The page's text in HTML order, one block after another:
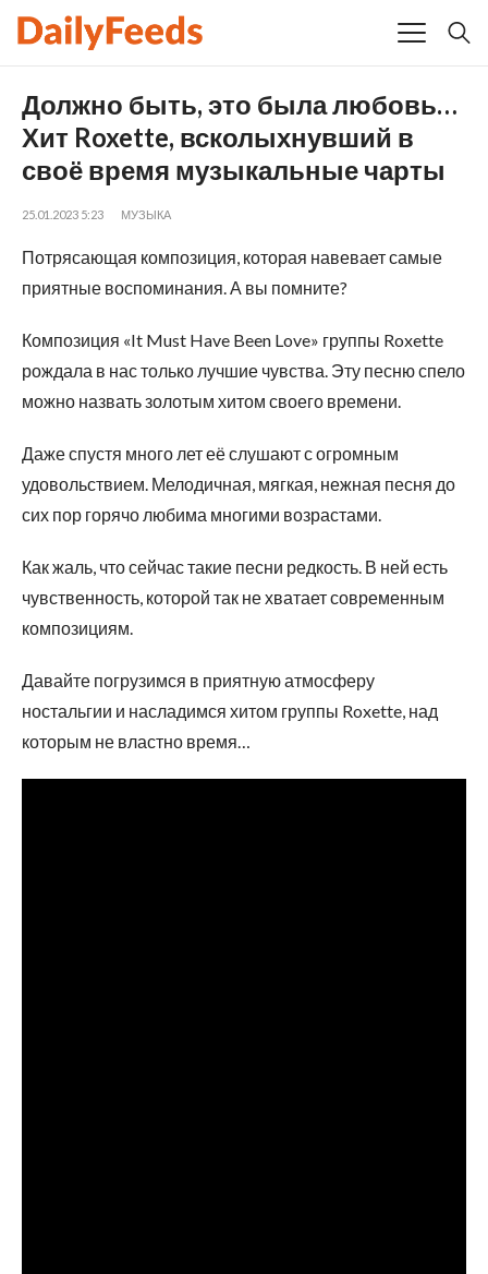
Должно быть, это была любовь…
Хит Roxette, всколыхнувший в
своё время музыкальные чарты
25.01.2023 5:23 МУЗЫКА
Потрясающая композиция, которая навевает самые
приятные воспоминания. А вы помните?
Композиция «It Must Have Been Love» группы Roxette
рождала в нас только лучшие чувства. Эту песню спело
можно назвать золотым хитом своего времени.
Даже спустя много лет её слушают с огромным
удовольствием. Мелодичная, мягкая, нежная песня до
сих пор горячо любима многими возрастами.
Как жаль, что сейчас такие песни редкость. В ней есть
чувственность, которой так не хватает современным
композициям.
Давайте погрузимся в приятную атмосферу
ностальгии и насладимся хитом группы Roxette, над
которым не властно время…